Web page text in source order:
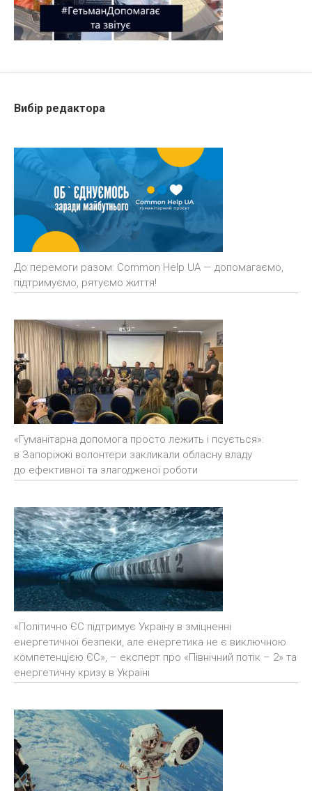
Вибір редактора
До перемоги разом: Common Help UA — допомагаємо,
підтримуємо, рятуємо життя!
«Гуманітарна допомога просто лежить і псується»:
в Запоріжжі волонтери закликали обласну владу
до ефективної та злагодженої роботи
«Політично ЄС підтримує Україну в зміцненні
енергетичної безпеки, але енергетика не є виключною
компетенцією ЄС», – експерт про «Північний потік – 2» та
енергетичну кризу в Україні